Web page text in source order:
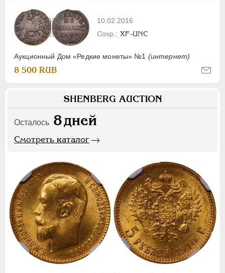
10.02.2016
Аукционный Дом «Редкие монеты» №1 (интернет)
XF-UNC
8 500 RUB
SHENBERG AUCTION
Осталось 8дней
Смотреть каталог